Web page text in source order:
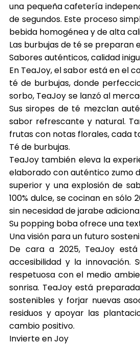
una pequeña cafetería
de segundos. Este proceso
bebida homogénea y de alta
Las burbujas de té se preparan
Sabores auténticos, calidad
En TeaJoy, el sabor está en el
té de burbujas, donde
sorbo, TeaJoy se lanzó al
Sus siropes de té mezclan
sabor refrescante y natural.
frutas con notas florales, cada
Té de burbujas.
TeaJoy también eleva la
elaborado con auténtico zumo
superior y una explosión de
100% dulce, se cocinan en
sin necesidad de jarabe
Su popping bobaofrece una
Una visión para un futuro
De cara a 2025, TeaJoy
accesibilidad y la
respetuosa con el medio
sonrisa. TeaJoy está
sostenibles y forjar nuevas
residuos y apoyar las
cambio positivo.
Invierte en Joy